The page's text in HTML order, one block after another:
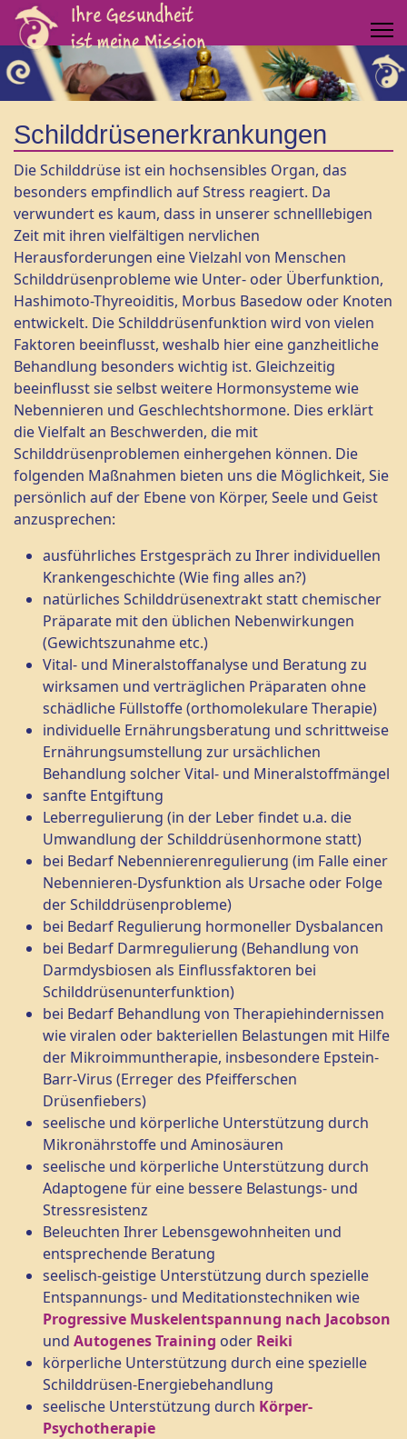
Schilddrüsenerkrankungen
Die Schilddrüse ist ein hochsensibles Organ, das
besonders empfindlich auf Stress reagiert. Da
verwundert es kaum, dass in unserer schnelllebigen
Zeit mit ihren vielfältigen nervlichen
Herausforderungen eine Vielzahl von Menschen
Schilddrüsenprobleme wie Unter- oder Überfunktion,
Hashimoto-Thyreoiditis, Morbus Basedow oder Knoten
entwickelt. Die Schilddrüsenfunktion wird von vielen
Faktoren beeinflusst, weshalb hier eine ganzheitliche
Behandlung besonders wichtig ist. Gleichzeitig
beeinflusst sie selbst weitere Hormonsysteme wie
Nebennieren und Geschlechtshormone. Dies erklärt
die Vielfalt an Beschwerden, die mit
Schilddrüsenproblemen einhergehen können. Die
folgenden Maßnahmen bieten uns die Möglichkeit, Sie
persönlich auf der Ebene von Körper, Seele und Geist
anzusprechen:
ausführliches Erstgespräch zu Ihrer individuellen
Krankengeschichte (Wie fing alles an?)
natürliches Schilddrüsenextrakt statt chemischer
Präparate mit den üblichen Nebenwirkungen
(Gewichtszunahme etc.)
Vital- und Mineralstoffanalyse und Beratung zu
wirksamen und verträglichen Präparaten ohne
schädliche Füllstoffe (orthomolekulare Therapie)
individuelle Ernährungsberatung und schrittweise
Ernährungsumstellung zur ursächlichen
Behandlung solcher Vital- und Mineralstoffmängel
sanfte Entgiftung
Leberregulierung (in der Leber findet u.a. die
Umwandlung der Schilddrüsenhormone statt)
bei Bedarf Nebennierenregulierung (im Falle einer
Nebennieren-Dysfunktion als Ursache oder Folge
der Schilddrüsenprobleme)
bei Bedarf Regulierung hormoneller Dysbalancen
bei Bedarf Darmregulierung (Behandlung von
Darmdysbiosen als Einflussfaktoren bei
Schilddrüsenunterfunktion)
bei Bedarf Behandlung von Therapiehindernissen
wie viralen oder bakteriellen Belastungen mit Hilfe
der Mikroimmuntherapie, insbesondere Epstein-
Barr-Virus (Erreger des Pfeifferschen
Drüsenfiebers)
seelische und körperliche Unterstützung durch
Mikronährstoffe und Aminosäuren
seelische und körperliche Unterstützung durch
Adaptogene für eine bessere Belastungs- und
Stressresistenz
Beleuchten Ihrer Lebensgewohnheiten und
entsprechende Beratung
seelisch-geistige Unterstützung durch spezielle
Entspannungs- und Meditationstechniken wie
Progressive Muskelentspannung nach Jacobson
und Autogenes Training oder Reiki
körperliche Unterstützung durch eine spezielle
Schilddrüsen-Energiebehandlung
seelische Unterstützung durch Körper-
Psychotherapie